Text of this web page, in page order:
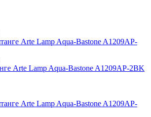
Arte Lamp Aqua-Bastone A1209AP-2BK